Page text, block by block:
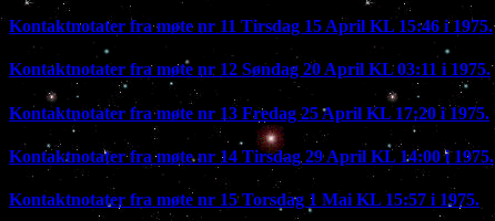
Kontaktnotater fra møte nr 11 Tirsdag 15 April KL 15:46 i 1975.
Kontaktnotater fra møte nr 12 Søndag 20 April KL 03:11 i 1975.
Kontaktnotater fra møte nr 13 Fredag 25 April KL 17:20 i 1975.
Kontaktnotater fra møte nr 14 Tirsdag 29 April KL 14:00 i 1975.
Kontaktnotater fra møte nr 15 Torsdag 1 Mai KL 15:57 i 1975.